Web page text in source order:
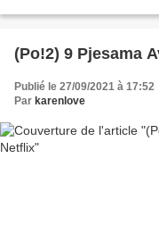
Britannia, USA,...
(Po!2) 9 Pjesama
Publié le 27/09/2021 à 17:52
Par karenlove